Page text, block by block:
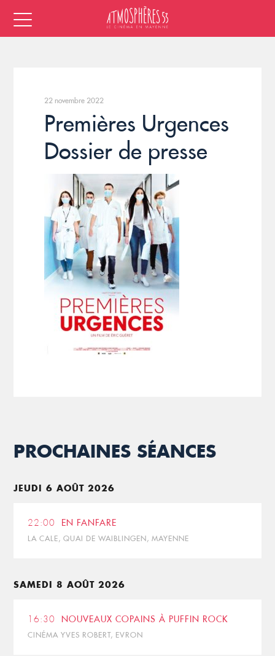
22 novembre 2022
Premières Urgences
Dossier de presse
PROCHAINES SÉANCES
JEUDI 6 AOÛT 2026
22:00 EN FANFARE
LA CALE, QUAI DE WAIBLINGEN, MAYENNE
SAMEDI 8 AOÛT 2026
16:30 NOUVEAUX COPAINS À PUFFIN ROCK
CINÉMA YVES ROBERT, EVRON